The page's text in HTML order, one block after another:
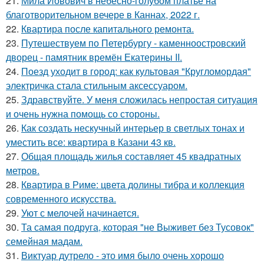
благотворительном вечере в Каннах, 2022 г.
22. Квартира после капитального ремонта.
23. Путешествуем по Петербургу - каменноостровский
дворец - памятник времён Екатерины II.
24. Поезд уходит в город: как культовая "Кругломордая"
электричка стала стильным аксессуаром.
25. Здравствуйте. У меня сложилась непростая ситуация
и очень нужна помощь со стороны.
26. Как создать нескучный интерьер в светлых тонах и
уместить все: квартира в Казани 43 кв.
27. Общая площадь жилья составляет 45 квадратных
метров.
28. Квартира в Риме: цвета долины тибра и коллекция
современного искусства.
29. Уют с мелочей начинается.
30. Та самая подруга, которая "не Выживет без Тусовок"
семейная мадам.
31. Виктуар дутрело - это имя было очень хорошо